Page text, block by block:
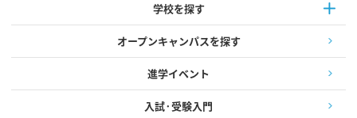
学校を探す
オープンキャンパスを探す
進学イベント
入試·受験入門